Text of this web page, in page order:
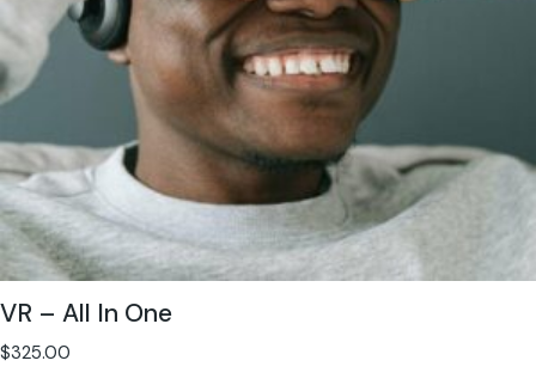
VR – All In One
$325.00